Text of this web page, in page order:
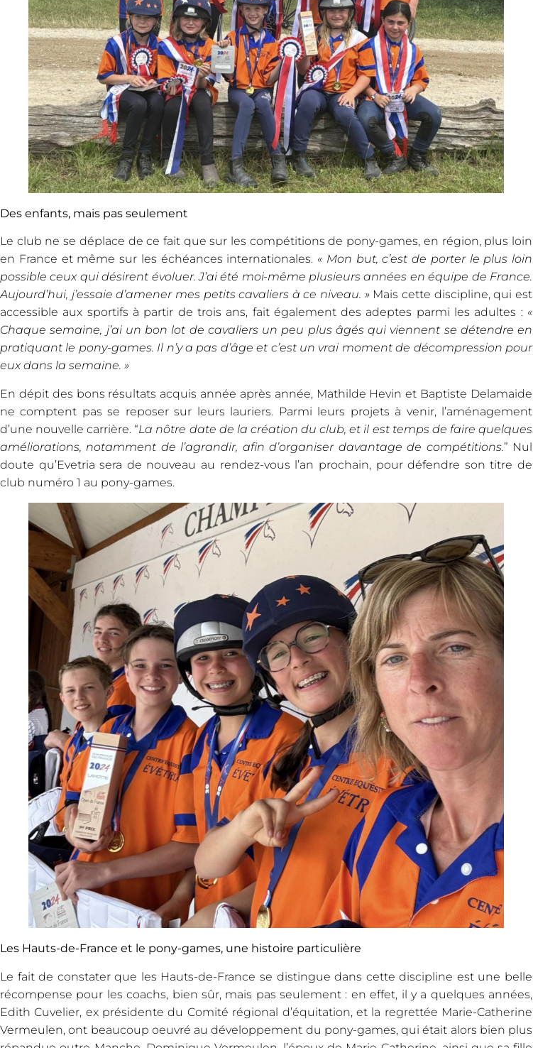
Des enfants, mais pas seulement
Le club ne se déplace de ce fait que sur les compétitions de pony-games, en région, plus loin
en France et même sur les échéances internationales. « Mon but, c’est de porter le plus loin
possible ceux qui désirent évoluer. J’ai été moi-même plusieurs années en équipe de France.
Aujourd’hui, j’essaie d’amener mes petits cavaliers à ce niveau. »Mais cette discipline, qui est
accessible aux sportifs à partir de trois ans, fait également des adeptes parmi les adultes : «
Chaque semaine, j’ai un bon lot de cavaliers un peu plus âgés qui viennent se détendre en
pratiquant le pony-games. Il n’y a pas d’âge et c’est un vrai moment de décompression pour
eux dans la semaine. »
En dépit des bons résultats acquis année après année, Mathilde Hevin et Baptiste Delamaide
ne comptent pas se reposer sur leurs lauriers. Parmi leurs projets à venir, l’aménagement
d’une nouvelle carrière. “La nôtre date de la création du club, et il est temps de faire quelques
améliorations, notamment de l’agrandir, afin d’organiser davantage de compétitions.” Nul
doute qu’Evetria sera de nouveau au rendez-vous l’an prochain, pour défendre son titre de
club numéro 1 au pony-games.
Les Hauts-de-France et le pony-games, une histoire particulière
Le fait de constater que les Hauts-de-France se distingue dans cette discipline est une belle
récompense pour les coachs, bien sûr, mais pas seulement : en effet, il y a quelques années,
Edith Cuvelier, ex présidente du Comité régional d’équitation, et la regrettée Marie-Catherine
Vermeulen, ont beaucoup oeuvré au développement du pony-games, qui était alors bien plus